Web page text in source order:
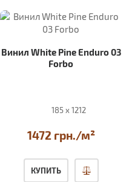
Винил White Pine Enduro 03
Forbo
185 x 1212
1472 грн./м²
КУПИТЬ